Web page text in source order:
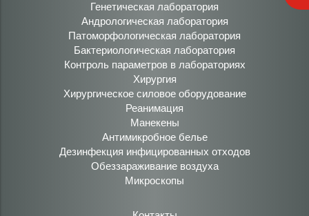
Генетическая лаборатория
Андрологическая лаборатория
Патоморфологическая лаборатория
Бактериологическая лаборатория
Контроль параметров в лабораториях
Хирургия
Хирургическое силовое оборудование
Реанимация
Манекены
Антимикробное белье
Дезинфекция инфицированных отходов
Обеззараживание воздуха
Микроскопы